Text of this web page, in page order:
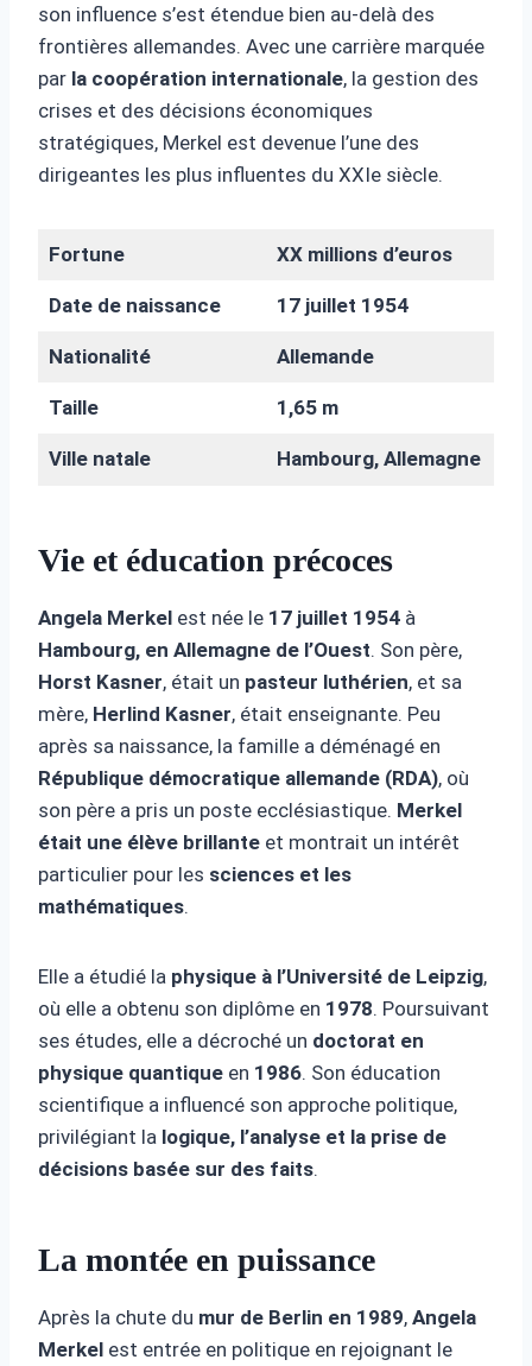
son influence s’est étendue bien au-delà des
frontières allemandes. Avec une carrière marquée
par la coopération internationale, la gestion des
crises et des décisions économiques
stratégiques, Merkel est devenue l’une des
dirigeantes les plus influentes du XXIe siècle.
Fortune XX millions d’euros
Date de naissance 17 juillet 1954
Nationalité Allemande
Taille 1,65 m
Ville natale Hambourg, Allemagne
Vie et éducation précoces
Angela Merkel est née le 17 juillet 1954 à
Hambourg, en Allemagne de l’Ouest. Son père,
Horst Kasner, était un pasteur luthérien, et sa
mère, Herlind Kasner, était enseignante. Peu
après sa naissance, la famille a déménagé en
République démocratique allemande (RDA), où
son père a pris un poste ecclésiastique. Merkel
était une élève brillante et montrait un intérêt
particulier pour les sciences et les
mathématiques.
Elle a étudié la physique à l’Université de Leipzig,
où elle a obtenu son diplôme en 1978. Poursuivant
ses études, elle a décroché un doctorat en
physique quantique en 1986. Son éducation
scientifique a influencé son approche politique,
privilégiant la logique, l’analyse et la prise de
décisions basée sur des faits.
La montée en puissance
Après la chute du mur de Berlin en 1989, Angela
Merkel est entrée en politique en rejoignant le